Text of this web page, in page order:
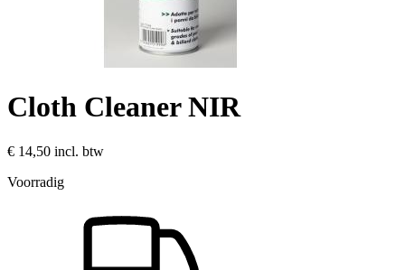
Cloth Cleaner NIR
€ 14,50 incl. btw
Voorradig